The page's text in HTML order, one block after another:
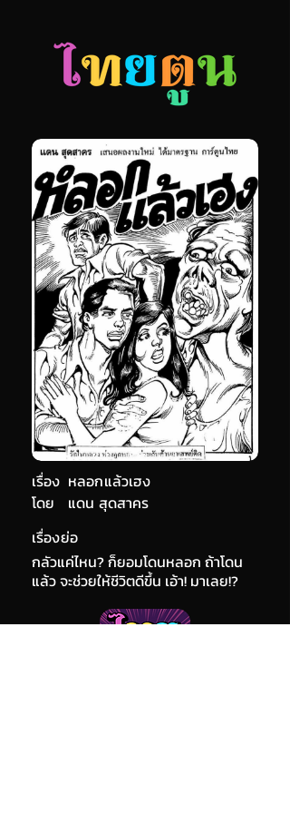
เรื่อง หลอกแล้วเฮง
แดน สุดสาคร
โดย
เรื่องย่อ
กลัวแค่ไหน? ก็ยอมโดนหลอก ถ้าโดน
แล้ว จะช่วยให้ชีวิตดีขึ้น เอ้า! มาเลย!?